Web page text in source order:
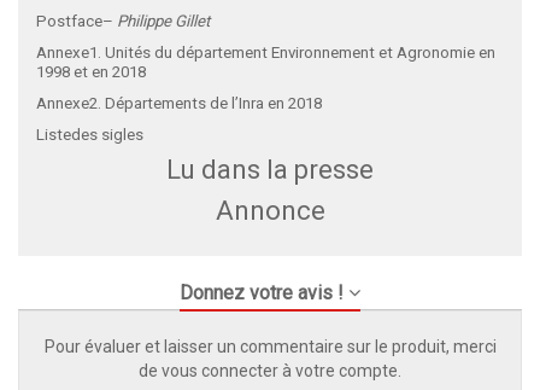
Postface– Philippe Gillet
Annexe1. Unités du département Environnement et Agronomie en
1998 et en 2018
Annexe2. Départements de l’Inra en 2018
Listedes sigles
Lu dans la presse
Annonce
Donnez votre avis !
Pour évaluer et laisser un commentaire sur le produit, merci
de vous connecter à votre compte.